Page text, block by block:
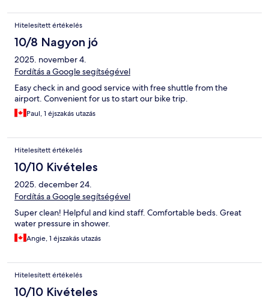
Hitelesített értékelés
10/8 Nagyon jó
2025. november 4.
Fordítás a Google segítségével
Easy check in and good service with free shuttle from the
airport. Convenient for us to start our bike trip.
Paul, 1 éjszakás utazás
Hitelesített értékelés
10/10 Kivételes
2025. december 24.
Fordítás a Google segítségével
Super clean! Helpful and kind staff. Comfortable beds. Great
water pressure in shower.
Angie, 1 éjszakás utazás
Hitelesített értékelés
10/10 Kivételes